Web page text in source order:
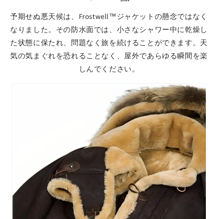
予期せぬ悪天候は、Frostwell™ジャケットの懸念ではなく
なりました。その防水面では、小さなシャワー中に乾燥し
た状態に保たれ、問題なく旅を続けることができます。天
気の気まぐれを恐れることなく、屋外であらゆる瞬間を楽
しんでください。